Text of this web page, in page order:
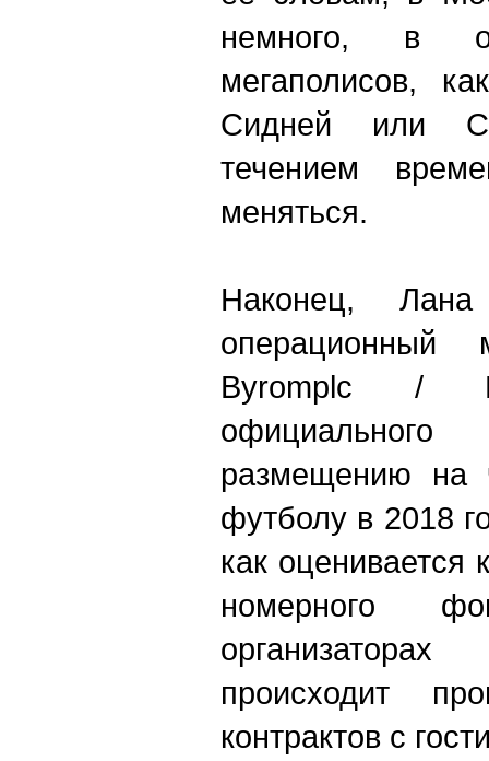
немного, в
мегаполисов,
Сидней или
течением
меняться.
Наконец,
операционный
Byromplc /
размещению на
футболу в 2018
как оценивается
номерного
происходит
контрактов с